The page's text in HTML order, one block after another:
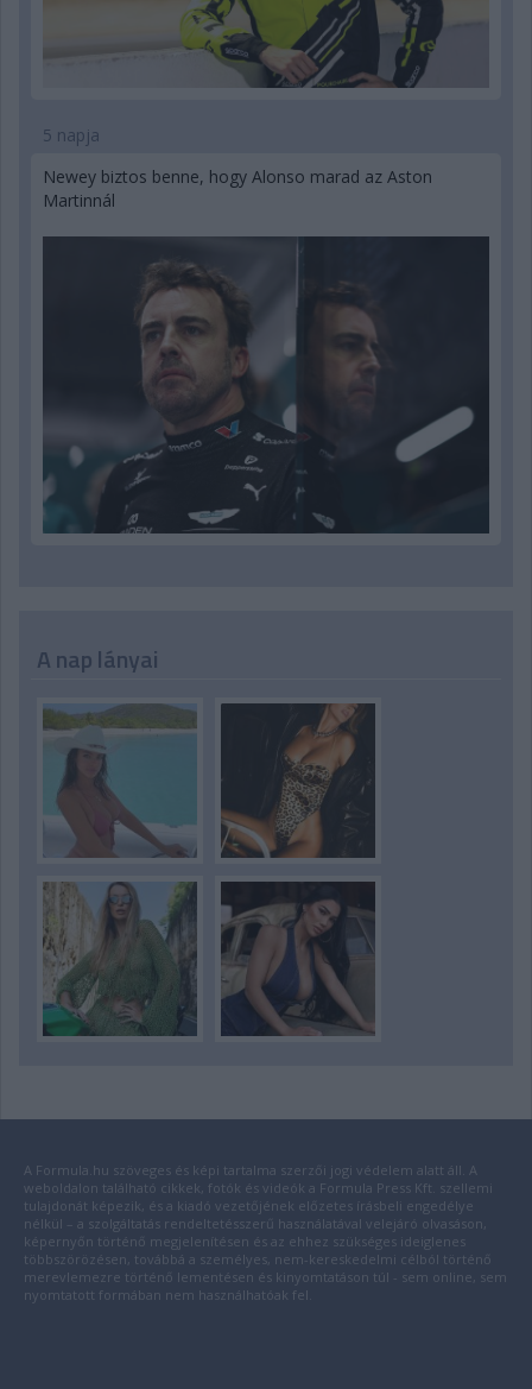
5 napja
Newey biztos benne, hogy Alonso marad az Aston
Martinnál
A nap lányai
A Formula.hu szöveges és képi tartalma szerzői jogi védelem alatt áll. A
weboldalon található cikkek, fotók és videók a Formula Press Kft. szellemi
tulajdonát képezik, és a kiadó vezetőjének előzetes írásbeli engedélye
nélkül – a szolgáltatás rendeltetésszerű használatával velejáró olvasáson,
képernyőn történő megjelenítésen és az ehhez szükséges ideiglenes
többszörözésen, továbbá a személyes, nem-kereskedelmi célból történő
merevlemezre történő lementésen és kinyomtatáson túl - sem online, sem
nyomtatott formában nem használhatóak fel.